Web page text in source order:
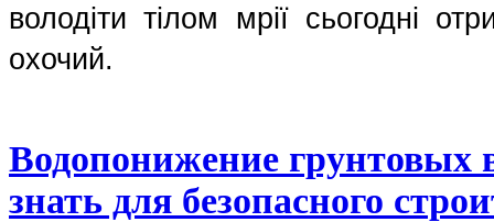
володіти тілом мрії сьогодні
охочий.
Водопонижение грунтовых
знать для безопасного